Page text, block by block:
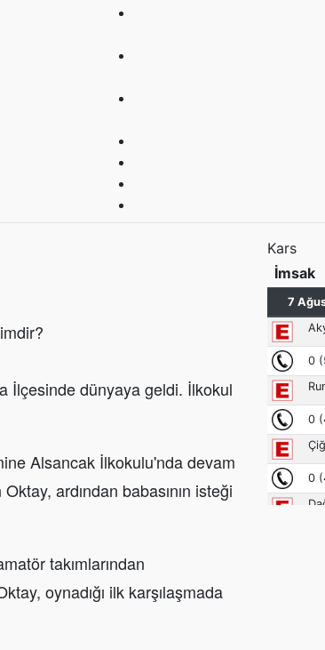
İlçesinde dünyaya geldi. İlkokul
Alsancak İlkokulu'nda devam
ardından babasının isteği
takımlarından
oynadığı ilk karşılaşmada
Kars
İmsak